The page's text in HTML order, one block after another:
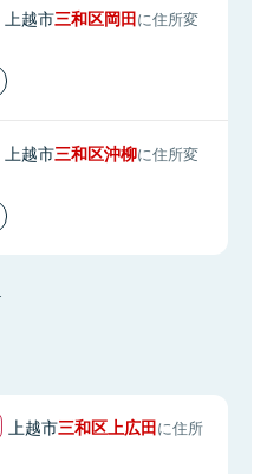
上越市三和区岡田に住所変
上越市三和区沖柳に住所変
上越市三和区上広田に住所